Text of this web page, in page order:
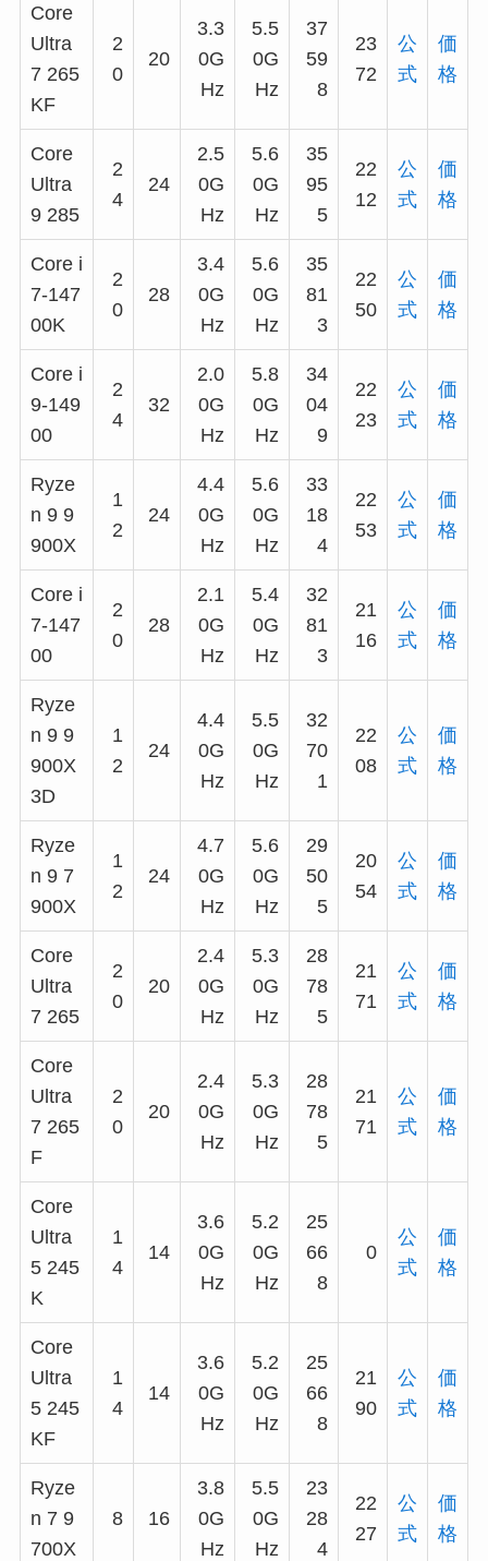
Core
Ultra
7 265
KF
2
0
20
3.3
0G
Hz
5.5
0G
Hz
37
59
8
23
72
公
式
価
格
Core
Ultra
9 285
2
4
24
2.5
0G
Hz
5.6
0G
Hz
35
95
5
22
12
公
式
価
格
Core i
7-147
00K
2
0
28
3.4
0G
Hz
5.6
0G
Hz
35
81
3
22
50
公
式
価
格
Core i
9-149
00
2
4
32
2.0
0G
Hz
5.8
0G
Hz
34
04
9
22
23
公
式
価
格
Ryze
n 9 9
900X
1
2
24
4.4
0G
Hz
5.6
0G
Hz
33
18
4
22
53
公
式
価
格
Core i
7-147
00
2
0
28
2.1
0G
Hz
5.4
0G
Hz
32
81
3
21
16
公
式
価
格
Ryze
n 9 9
900X
3D
1
2
24
4.4
0G
Hz
5.5
0G
Hz
32
70
1
22
08
公
式
価
格
Ryze
n 9 7
900X
1
2
24
4.7
0G
Hz
5.6
0G
Hz
29
50
5
20
54
公
式
価
格
Core
Ultra
7 265
2
0
20
2.4
0G
Hz
5.3
0G
Hz
28
78
5
21
71
公
式
価
格
Core
Ultra
7 265
F
2
0
20
2.4
0G
Hz
5.3
0G
Hz
28
78
5
21
71
公
式
価
格
Core
Ultra
5 245
K
1
4
14
3.6
0G
Hz
5.2
0G
Hz
25
66
8
0
公
式
価
格
Core
Ultra
5 245
KF
1
4
14
3.6
0G
Hz
5.2
0G
Hz
25
66
8
21
90
公
式
価
格
Ryze
n 7 9
700X
8 16
3.8
0G
Hz
5.5
0G
Hz
23
28
4
22
27
公
式
価
格